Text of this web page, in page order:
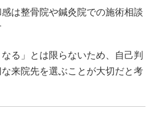
は整骨院や鍼灸院での施術相談
る」とは限らないため、自己判
来院先を選ぶことが大切だと考